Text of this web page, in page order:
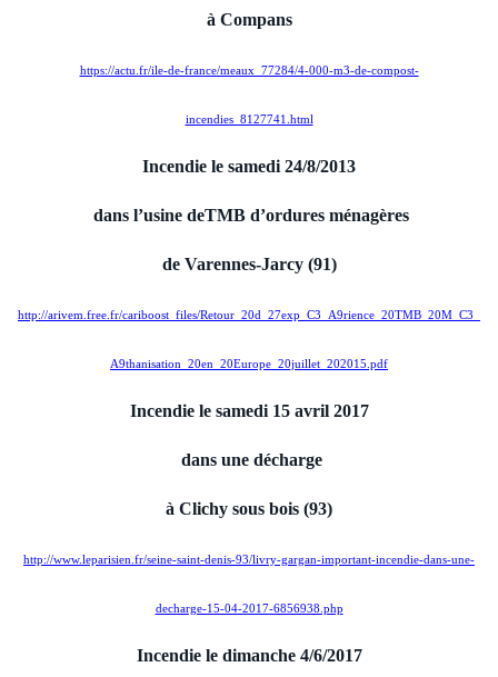
à Compans
https://actu.fr/ile-de-france/meaux_77284/4-000-m3-de-compost-
incendies_8127741.html
Incendie le samedi 24/8/2013
dans l’usine deTMB d’ordures ménagères
de Varennes-Jarcy (91)
http://arivem.free.fr/cariboost_files/Retour_20d_27exp_C3_A9rience_20TMB_20M_C3_
A9thanisation_20en_20Europe_20juillet_202015.pdf
Incendie le samedi 15 avril 2017
dans unedécharge
à Clichy sous bois (93)
http://www.leparisien.fr/seine-saint-denis-93/livry-gargan-important-incendie-dans-une-
decharge-15-04-2017-6856938.php
Incendie le dimanche 4/6/2017